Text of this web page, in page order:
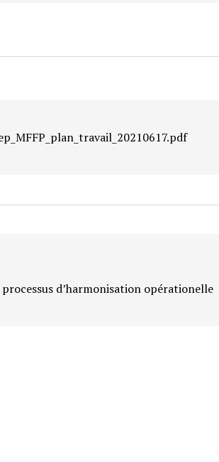
d’harmonisation opérationelle